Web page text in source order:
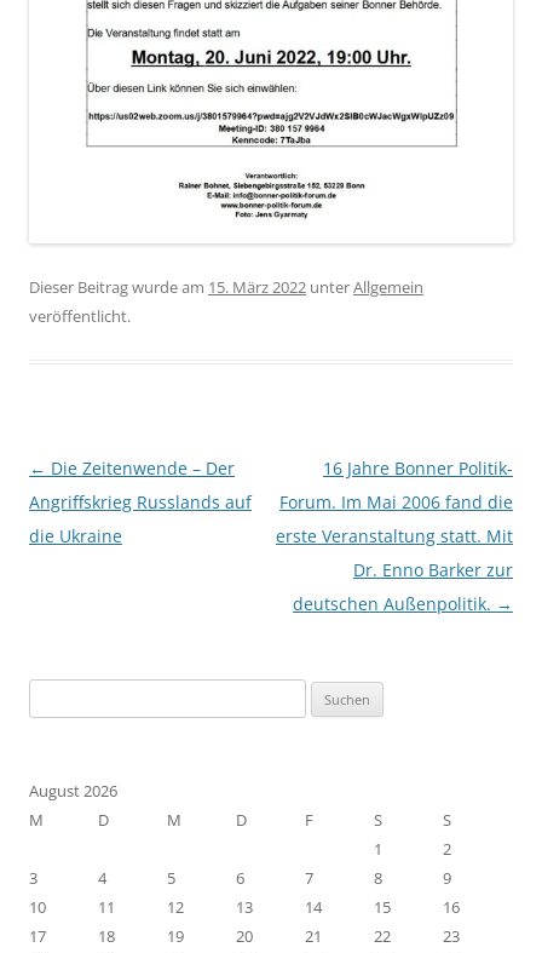
Dieser Beitrag wurde am 15. März 2022 unterAllgemein
veröffentlicht.
Beitragsnavigation
← Die Zeitenwende – Der
Angriffskrieg Russlands auf
die Ukraine
16 Jahre Bonner Politik-
Forum. Im Mai 2006 fand die
erste Veranstaltung statt. Mit
Dr. Enno Barker zur
deutschen Außenpolitik. →
nach:
August 2026
M
D M D F S
S
1
2
3
4 5 6 7 8
9
10
11 12 13 14 15
16
17
18 19 20 21 22
23